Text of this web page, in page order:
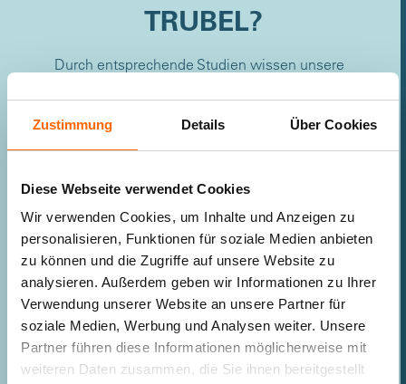
Zustimmung Details Über Cookies
Diese Webseite verwendet Cookies
Wir verwenden Cookies, um Inhalte und Anzeigen zu
personalisieren, Funktionen für soziale Medien anbieten
zu können und die Zugriffe auf unsere Website zu
analysieren. Außerdem geben wir Informationen zu Ihrer
Verwendung unserer Website an unsere Partner für
soziale Medien, Werbung und Analysen weiter. Unsere
Partner führen diese Informationen möglicherweise mit
weiteren Daten zusammen, die Sie ihnen bereitgestellt
TRUBEL?
Durch entsprechende Studien wissen unsere
Kinder länger aufhalten, eher in sanften
Farben gestaltet werden sollten, damit sie
Die bunte Lieblingsfarbe Ihrer Kleinen können
integrieren Sie mithilfe der Einrichtung, zum
Beispiel mit Bettwäsche, Teppichen oder
Vorhängen.
Durch die Kombination von ruhigeren
Flächenfarben und intensiven Akzenten
schaffen Sie eine farblich ausbalancierte
Atmosphäre. Je älter Ihr Kind ist, desto
intensiver dürfen die Akzente sein.